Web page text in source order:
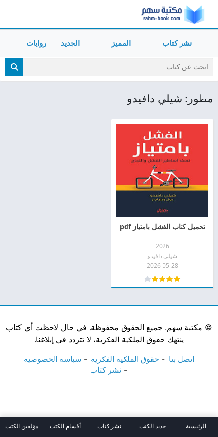
نشر كتاب المميز الجديد روايات
مطور: شيلي دافيدو
تحميل كتاب الفشل بامتياز pdf
2026
شيلي دافيدو
2026-05-28
© مكتبة سهم. جميع الحقوق محفوظة. في حال لاحظت أي كتاب
ينتهك حقوق الملكية الفكرية، لا تتردد في إبلاغنا.
اتصل بنا حقوق الملكية الفكرية
سياسة الخصوصية
نشر كتاب
الرئيسية جديد الكتب نشر كتاب أقسام الكتب مؤلفين الكتب